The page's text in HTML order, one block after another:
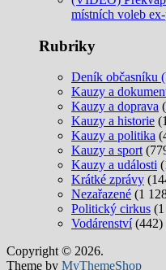
místních voleb
Rubriky
Deník občasníku
Kauzy a
Kauzy a doprava
Kauzy a historie
Kauzy a politika
Kauzy a sport
Kauzy a události
Krátké zprávy
Nezařazené (1
Politický cirkus
Vodárenství(442)
Copyright © 2026.
Theme by MyThemeShop